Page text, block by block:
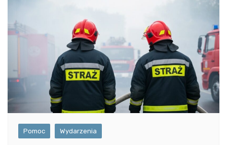
Pomoc Wydarzenia